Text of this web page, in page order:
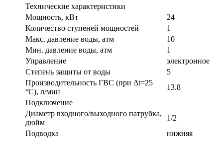
Технические характеристики
Мощность, кВт
24
Количество ступеней мощностей
1
Макс. давление воды, атм
10
Мин. давление воды, атм
1
Управление
электронное
Степень защиты от воды
5
Производительность ГВС (при Δt=25
°C), л/мин
13.8
Подключение
Диаметр входного/выходного патрубка,
дюйм
1/2
Подводка
нижняя